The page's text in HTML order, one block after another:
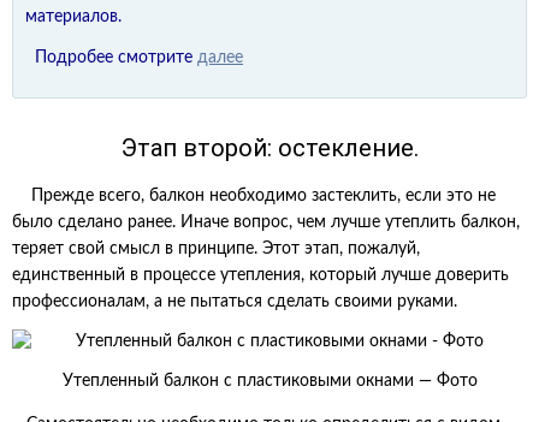
материалов.
Подробее смотрите далее
Этап второй: остекление.
Прежде всего, балкон необходимо застеклить, если это не
было сделано ранее. Иначе вопрос, чем лучше утеплить балкон,
теряет свой смысл в принципе. Этот этап, пожалуй,
единственный в процессе утепления, который лучше доверить
профессионалам, а не пытаться сделать своими руками.
Утепленный балкон с пластиковыми окнами — Фото